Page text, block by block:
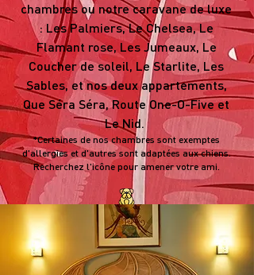
chambres ou notre caravane de luxe
: Les Palmiers, Le Chelsea, Le
Flamant rose, Les Jumeaux, Le
Coucher de soleil, Le Starlite, Les
Sables, et nos deux appartements,
Que Séra Séra, Route One-O-Five et
Le Nid.
*Certaines de nos chambres sont exemptes
d'allergies et d'autres sont adaptées aux chiens.
Recherchez l'icône pour amener votre ami.
*Some of our rooms are allergy-free, and
others are dog-friendly.
Look for the icon to bring your friend.